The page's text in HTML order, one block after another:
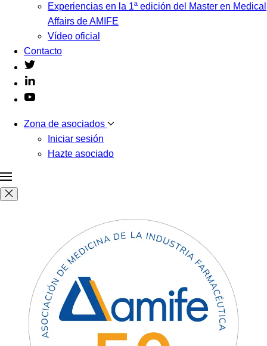
Experiencias en la 1ª edición del Master en Medical
Affairs de AMIFE
Vídeo oficial
Contacto
Zona de asociados
Iniciar sesión
Hazte asociado